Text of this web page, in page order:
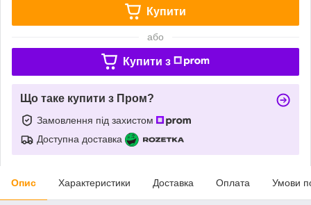
Купити
або
Купити з
Що таке купити з Пром?
Замовлення під захистом
Доступна доставка
Опис Характеристики Доставка Оплата Умови